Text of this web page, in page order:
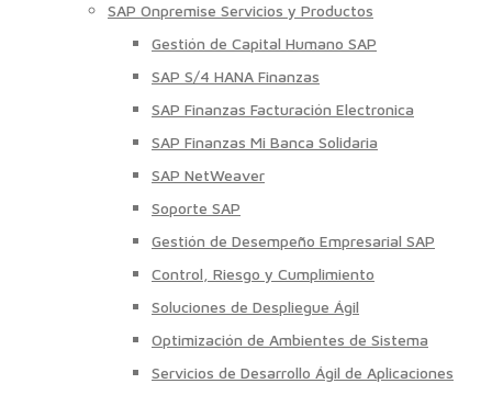
SAP Onpremise Servicios y Productos
Gestión de Capital Humano SAP
SAP S/4 HANA Finanzas
SAP Finanzas Facturación Electronica
SAP Finanzas Mi Banca Solidaria
SAP NetWeaver
Soporte SAP
Gestión de Desempeño Empresarial SAP
Control, Riesgo y Cumplimiento
Soluciones de Despliegue Ágil
Optimización de Ambientes de Sistema
Servicios de Desarrollo Ágil de Aplicaciones